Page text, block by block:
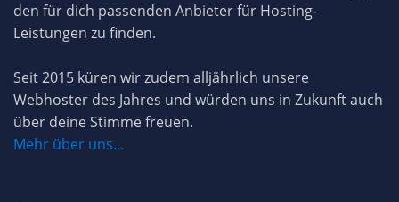
den für dich passenden Anbieter für Hosting-
Leistungen zu finden.
Seit 2015 küren wir zudem alljährlich unsere
Webhoster des Jahres und würden uns in Zukunft auch
über deine Stimme freuen.
Mehr über uns...